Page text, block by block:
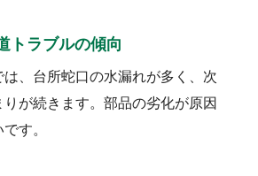
トラブルの傾向
は、台所蛇口の水漏れが多く、次
が続きます。部品の劣化が原因
す。